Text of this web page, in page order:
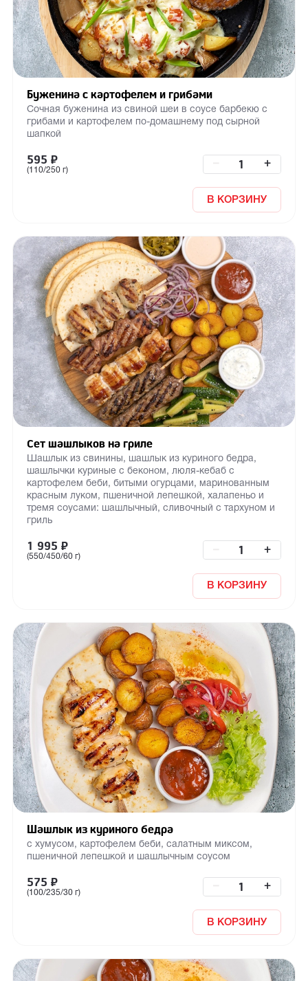
Буженина с картофелем и грибами
Сочная буженина из свиной шеи в соусе барбекю с
грибами и картофелем по-домашнему под сырной
шапкой
595 ₽
(110/250 г)
+
В КОРЗИНУ
Сет шашлыков на гриле
Шашлык из свинины, шашлык из куриного бедра,
шашлычки куриные с беконом, люля-кебаб с
картофелем беби, битыми огурцами, маринованным
красным луком, пшеничной лепешкой, халапеньо и
тремя соусами: шашлычный, сливочный с тархуном и
гриль
1 995 ₽
(550/450/60 г)
+
В КОРЗИНУ
Шашлык из куриного бедра
с хумусом, картофелем беби, салатным миксом,
пшеничной лепешкой и шашлычным соусом
575 ₽
(100/235/30 г)
+
В КОРЗИНУ